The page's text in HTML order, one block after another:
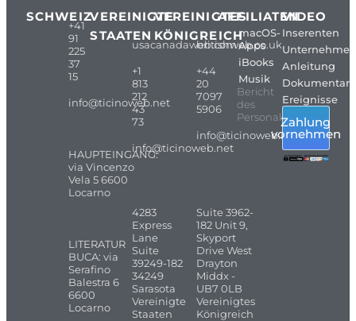
SCHWEIZ
+41
91
225
37
15
info@ticinoweb.net
HAUPTEINGANG:
via Vincenzo
Vela 5 6600
Locarno
LITERATUR
BUCA: via
Serafino
Balestra 6
6600
Locarno
VEREINIGTE
STAATEN
usacanadaweb.com
+1
813
212
43
73
info@ticinoweb.net
4283
Express
Lane
Suite
39249-182
34249
Sarasota
Vereinigte
Staaten
VEREINIGTES
KÖNIGREICH
britishweb.co.uk
+44
20
7097
5906
info@ticinoweb.net
Suite 3962-
182 Unit 9,
Skyport
Drive West
Drayton
Middx -
UB7 0LB
Vereinigtes
Königreich
AFFILIATEN
macOS-
Apps
iBooks
Musik
Bericht
des
Personals
VIDEO
Inserenten
Unternehmen
Anleitung
Ereignisse
Zahlung
vornehmen